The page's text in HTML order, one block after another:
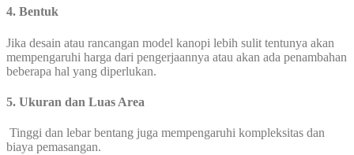
4. Bentuk
Jika desain atau rancangan model kanopi lebih sulit tentunya akan
mempengaruhi harga dari pengerjaannya atau akan ada penambahan
beberapa hal yang diperlukan.
5. Ukuran dan Luas Area
Tinggi dan lebar bentang juga mempengaruhi kompleksitas dan
biaya pemasangan.